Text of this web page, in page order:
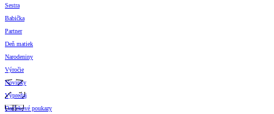
Sestra
Babička
Partner
Deň matiek
Narodeniny
Výročie
Novinky
Výpredaj
Darčekové poukazy